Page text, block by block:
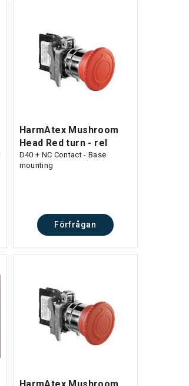
HarmAtex Mushroom
Head Red turn - rel
D40 + NC Contact - Base
mounting
Förfrågan